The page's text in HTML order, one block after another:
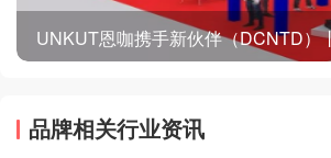
品牌相关行业资讯